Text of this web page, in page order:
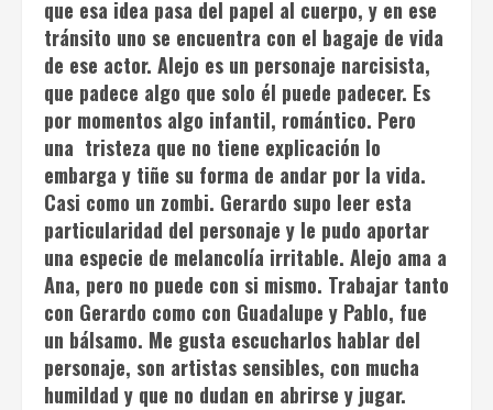
que esa idea pasa del papel al cuerpo, y en ese
tránsito uno se encuentra con el bagaje de vida
de ese actor. Alejo es un personaje narcisista,
que padece algo que solo él puede padecer. Es
por momentos algo infantil, romántico. Pero
una tristeza que no tiene explicación lo
embarga y tiñe su forma de andar por la vida.
Casi como un zombi. Gerardo supo leer esta
particularidad del personaje y le pudo aportar
una especie de melancolía irritable. Alejo ama a
Ana, pero no puede con si mismo. Trabajar tanto
con Gerardo como con Guadalupe y Pablo, fue
un bálsamo. Me gusta escucharlos hablar del
personaje, son artistas sensibles, con mucha
humildad y que no dudan en abrirse y jugar.